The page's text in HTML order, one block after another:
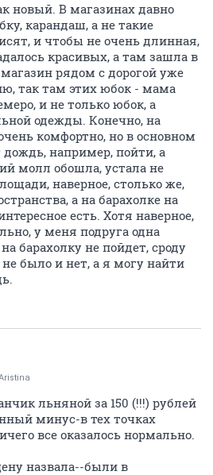
новый. В магазинах давно
карандаш, а не такие
и чтобы не очень длинная,
красивых, а там зашла в
рядом с дорогой уже
так там этих юбок - мама
и не только юбок, а
одежды. Конечно, на
комфортно, но в основном
дождь, например, пойти, а
молл обошла, устала не
наверное, столько же,
а на барахолке на
есть. Хотя наверное,
у меня подруга одна
барахолку не пойдет, сроду
было и нет, а я могу найти
льняной за 150 (!!!) рублей
минус-в тех точках
все оказалось нормально.
назвала--были в